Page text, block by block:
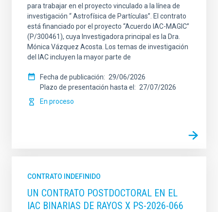
para trabajar en el proyecto vinculado a la línea de
investigación “ Astrofísica de Partículas”. El contrato
está financiado por el proyecto “Acuerdo IAC-MAGIC”
(P/300461), cuya Investigadora principal es la Dra.
Mónica Vázquez Acosta. Los temas de investigación
del IAC incluyen la mayor parte de
Fecha de publicación
29/06/2026
Plazo de presentación hasta el
27/07/2026
En proceso
CONTRATO INDEFINIDO
UN CONTRATO POSTDOCTORAL EN EL
IAC BINARIAS DE RAYOS X PS-2026-066